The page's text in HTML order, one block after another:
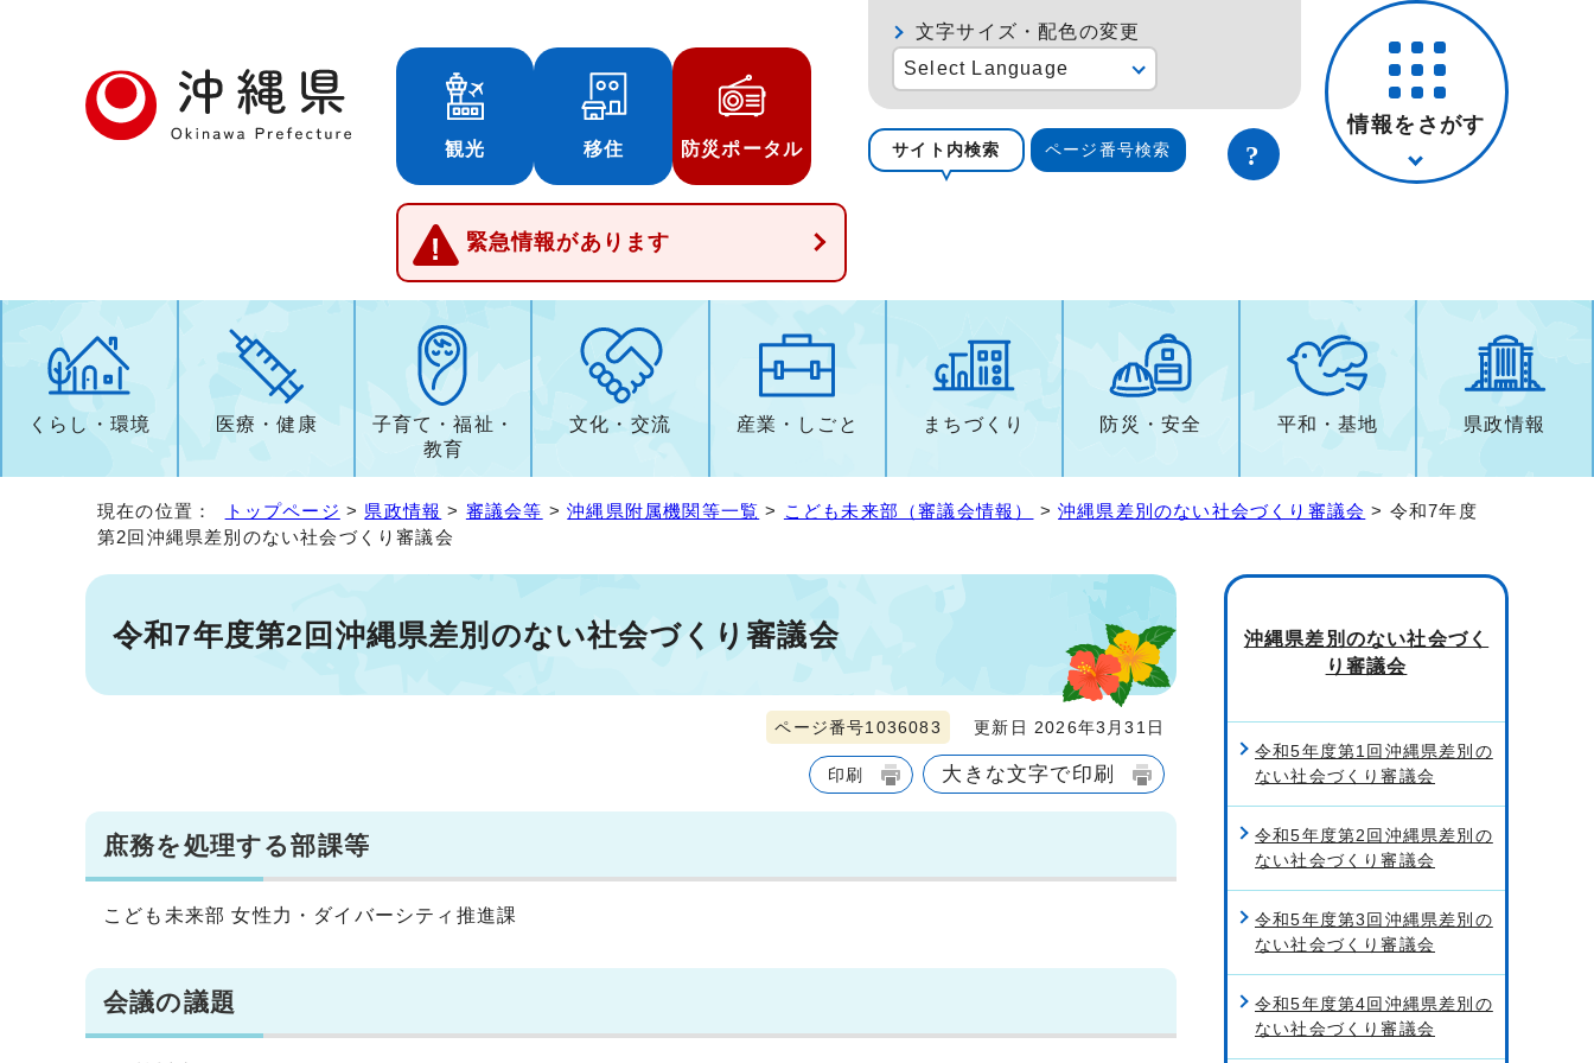
観光 移住 防災ポータル
緊急情報があります
文字サイズ・配色の変更
Select Language
サイト内検索 ページ番号検索
情報をさがす
くらし・環境 医療・健康
子育て・福祉・
教育
文化・交流 産業・しごと まちづくり 防災・安全 平和・基地 県政情報
現在の位置： トップページ > 県政情報 > 審議会等 >沖縄県附属機関等一覧 > こども未来部（審議会情報） >沖縄県差別のない社会づくり審議会 > 令和7年度
第2回沖縄県差別のない社会づくり審議会
令和7年度第2回沖縄県差別のない社会づくり審議会
ページ番号1036083 更新日 2026年3月31日
印刷 大きな文字で印刷
庶務を処理する部課等
こども未来部 女性力・ダイバーシティ推進課
会議の議題
沖縄県差別のない社会づく
り審議会
令和5年度第1回沖縄県差別の
ない社会づくり審議会
令和5年度第2回沖縄県差別の
ない社会づくり審議会
令和5年度第3回沖縄県差別の
ない社会づくり審議会
令和5年度第4回沖縄県差別の
ない社会づくり審議会